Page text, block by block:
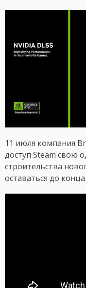
11 июля компания
доступ Steam свою
строительства
оставаться до